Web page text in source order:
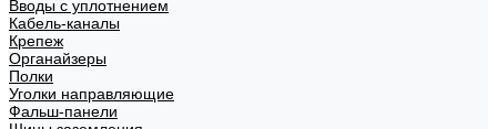
Вводы с уплотнением
Кабель-каналы
Крепеж
Органайзеры
Полки
Уголки направляющие
Фальш-панели